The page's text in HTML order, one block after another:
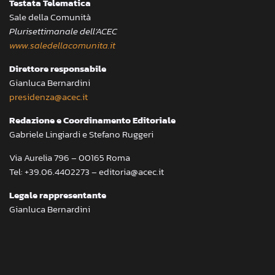
Sale della Comunità
Plurisettimanale dell’ACEC
www.saledellacomunita.it
Direttore responsabile
Gianluca Bernardini
presidenza@acec.it
Redazione e Coordinamento Editoriale
Gabriele Lingiardi e Stefano Ruggeri
Via Aurelia 796 – 00165 Roma
Tel: +39.06.4402273 – editoria@acec.it
Legale rappresentante
Gianluca Bernardini